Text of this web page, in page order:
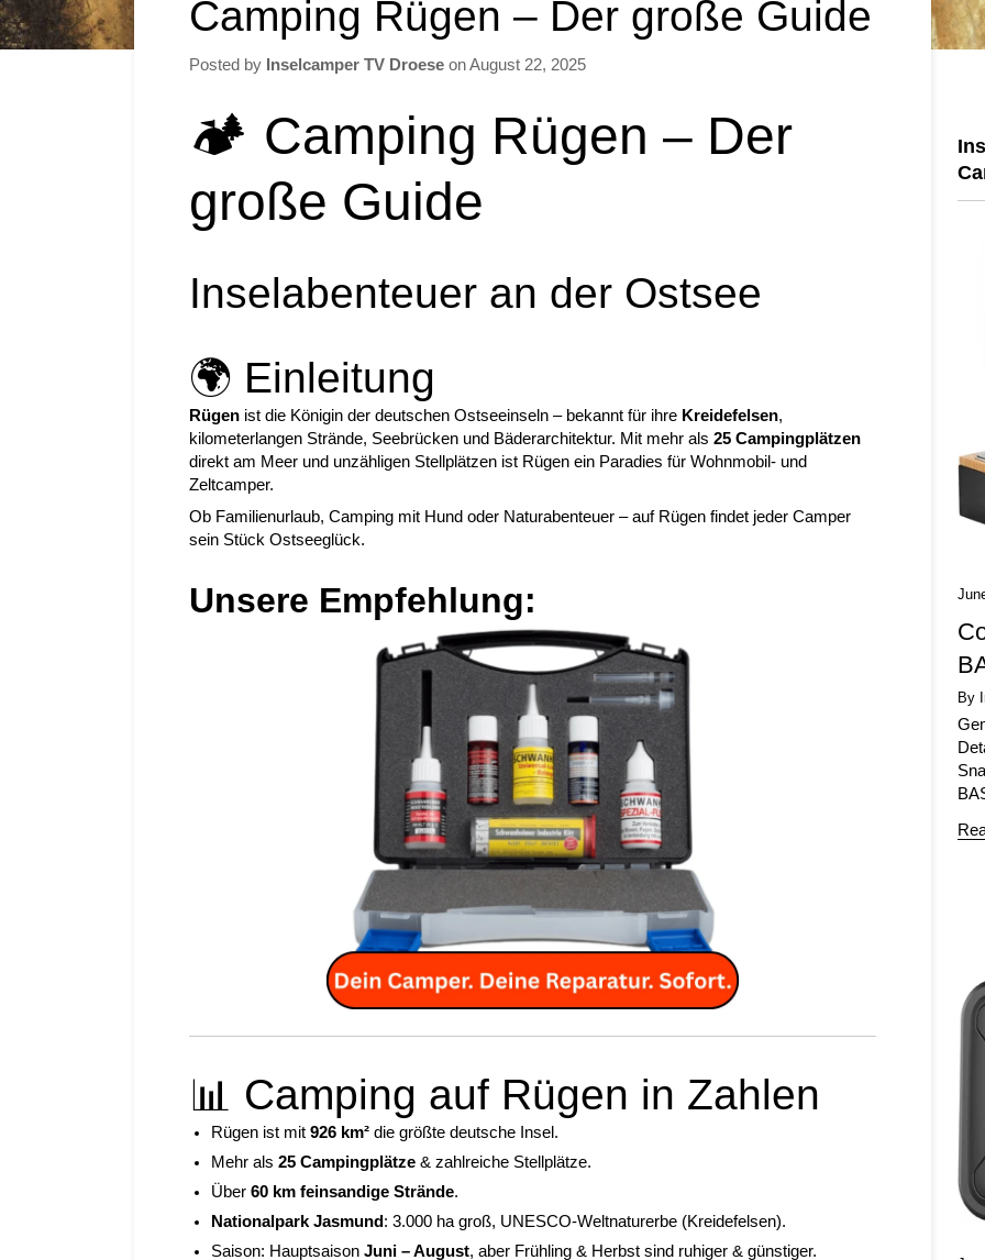
Camping Rügen – Der große Guide
Posted by Inselcamper TV Droese onAugust 22, 2025
🏕️ Camping Rügen – Der
große Guide
Inselabenteuer an der Ostsee
🌍 Einleitung
Rügen ist die Königin der deutschen Ostseeinseln – bekannt für ihre Kreidefelsen,
kilometerlangen Strände, Seebrücken und Bäderarchitektur. Mit mehr als 25 Campingplätzen
direkt am Meer und unzähligen Stellplätzen ist Rügen ein Paradies für Wohnmobil- und
Zeltcamper.
Ob Familienurlaub, Camping mit Hund oder Naturabenteuer – auf Rügen findet jeder Camper
sein Stück Ostseeglück.
Unsere Empfehlung:
📊 Camping auf Rügen in Zahlen
Rügen ist mit 926 km² die größte deutsche Insel.
Mehr als 25 Campingplätze & zahlreiche Stellplätze.
Über 60 km feinsandige Strände.
Nationalpark Jasmund : 3.000 ha groß, UNESCO-Weltnaturerbe (Kreidefelsen).
Saison: Hauptsaison Juni – August, aber Frühling & Herbst sind ruhiger & günstiger.
By